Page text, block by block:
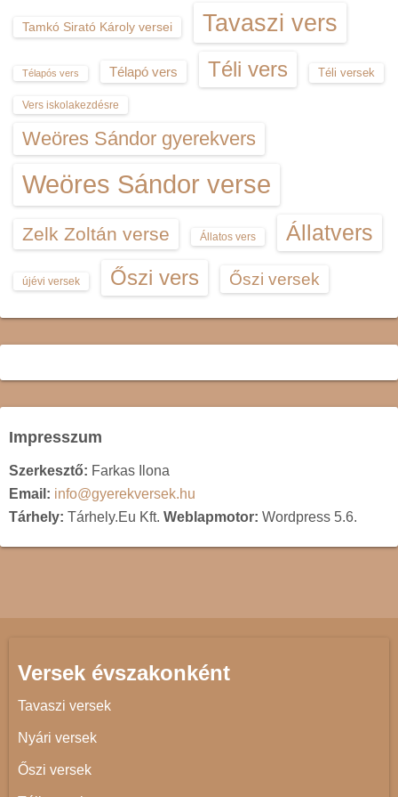
Tamkó Sirató Károly versei Tavaszi vers
Télapós vers Télapó vers Téli vers Téli versek
Vers iskolakezdésre
Weöres Sándor gyerekvers
Weöres Sándor verse
Zelk Zoltán verse Állatos vers Állatvers
újévi versek Őszi vers Őszi versek
Impresszum
Szerkesztő: Farkas Ilona
Email: info@gyerekversek.hu
Tárhely: Tárhely.Eu Kft. Weblapmotor: Wordpress 5.6.
Versek évszakonként
Tavaszi versek
Nyári versek
Őszi versek